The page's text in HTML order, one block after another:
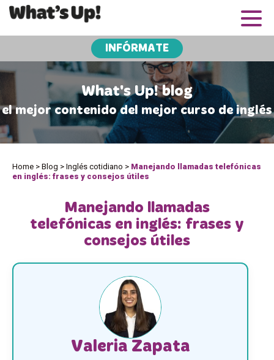
INFÓRMATE
What's Up! blog
el mejor contenido del mejor curso de inglés
Home > Blog > Inglés cotidiano > Manejando llamadas telefónicas
en inglés: frases y consejos útiles
Manejando llamadas
telefónicas en inglés: frases y
consejos útiles
Valeria Zapata